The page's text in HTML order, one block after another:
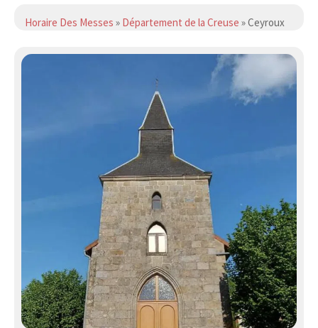
Horaire Des Messes » Département de la Creuse » Ceyroux